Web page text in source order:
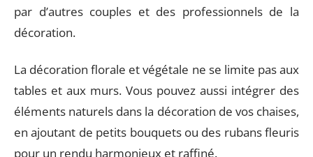
par d’autres couples et des professionnels de la
décoration.
La décoration florale et végétale ne se limite pas aux
tables et aux murs. Vous pouvez aussi intégrer des
éléments naturels dans la décoration de vos chaises,
en ajoutant de petits bouquets ou des rubans fleuris
pour un rendu harmonieux et raffiné.